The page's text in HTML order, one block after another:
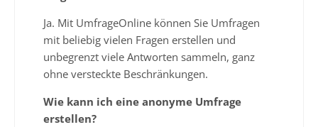
Ja. Mit UmfrageOnline können Sie Umfragen
mit beliebig vielen Fragen erstellen und
unbegrenzt viele Antworten sammeln, ganz
ohne versteckte Beschränkungen.
Wie kann ich eine anonyme Umfrage
erstellen?